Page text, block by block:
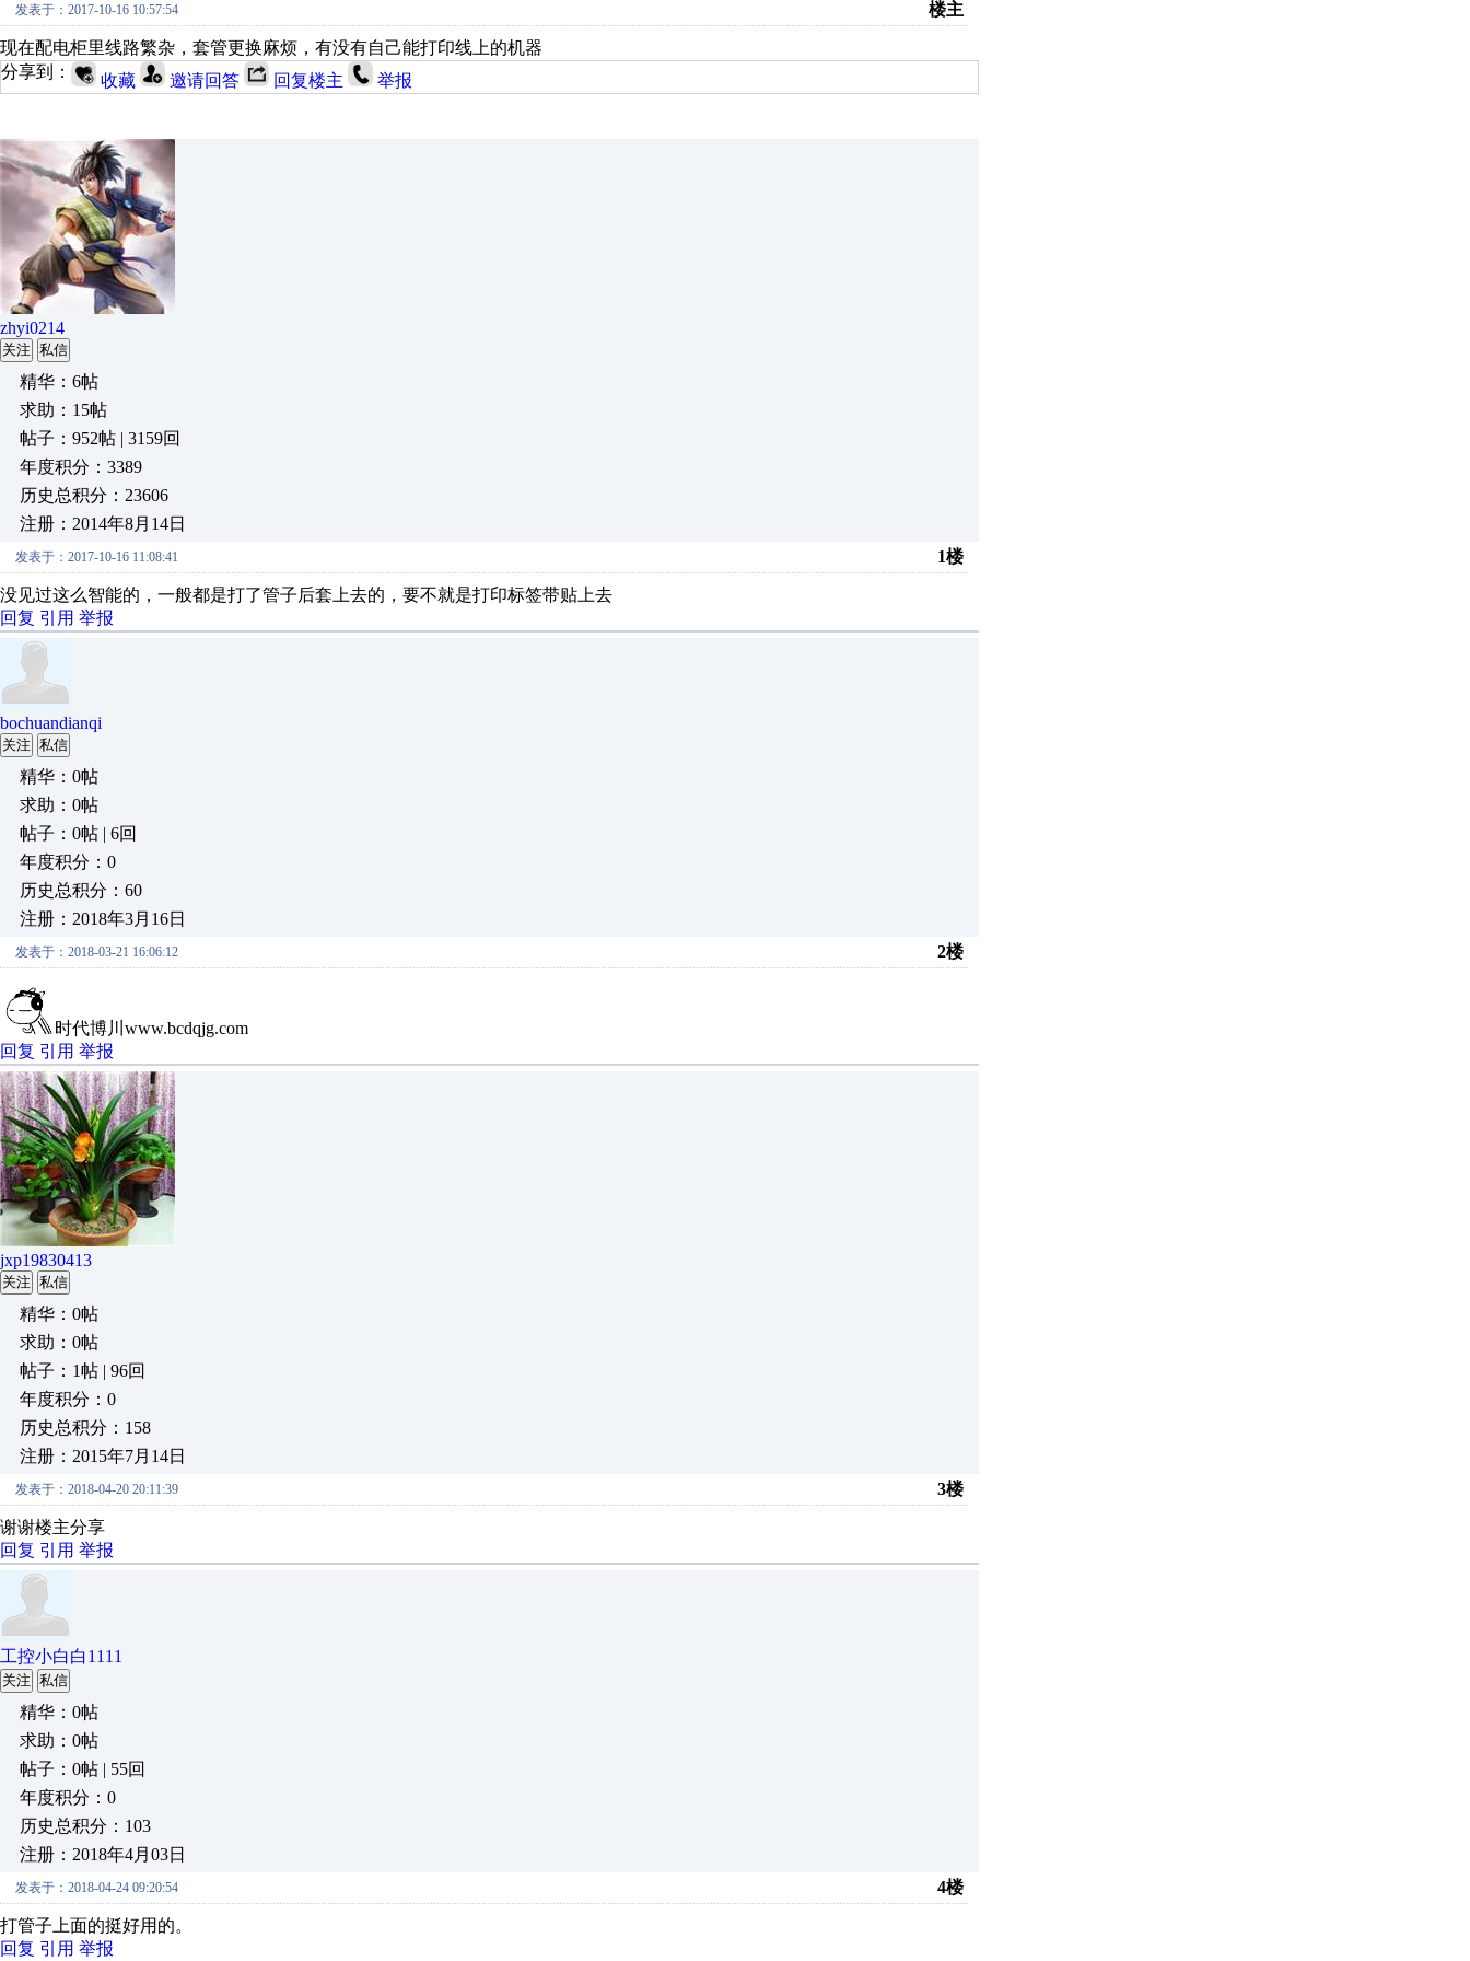
发表于：2017-10-16 10:57:54 楼主
现在配电柜里线路繁杂，套管更换麻烦，有没有自己能打印线上的机器
分享到：
收藏 邀请回答 回复楼主 举报
zhyi0214
关注 私信
精华：6帖
求助：15帖
帖子：952帖 | 3159回
年度积分：3389
历史总积分：23606
注册：2014年8月14日
发表于：2017-10-16 11:08:41 1楼
没见过这么智能的，一般都是打了管子后套上去的，要不就是打印标签带贴上去
回复 引用 举报
bochuandianqi
关注 私信
精华：0帖
求助：0帖
帖子：0帖 | 6回
年度积分：0
历史总积分：60
注册：2018年3月16日
发表于：2018-03-21 16:06:12 2楼
时代博川www.bcdqjg.com
回复 引用 举报
jxp19830413
关注 私信
精华：0帖
求助：0帖
帖子：1帖 | 96回
年度积分：0
历史总积分：158
注册：2015年7月14日
发表于：2018-04-20 20:11:39 3楼
谢谢楼主分享
回复 引用 举报
工控小白白1111
关注 私信
精华：0帖
求助：0帖
帖子：0帖 | 55回
年度积分：0
历史总积分：103
注册：2018年4月03日
发表于：2018-04-24 09:20:54 4楼
打管子上面的挺好用的。
回复 引用 举报